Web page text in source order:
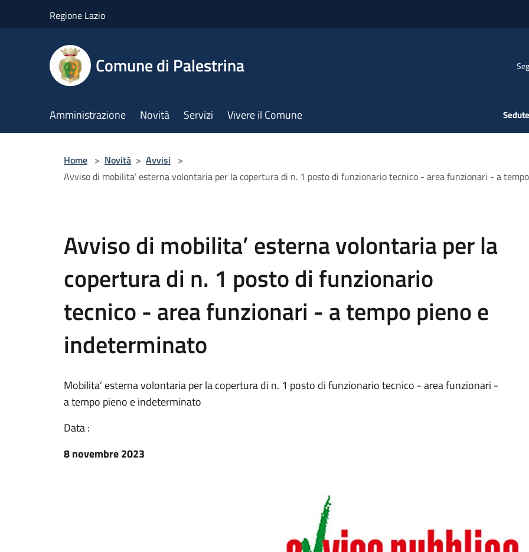
Regione Lazio
Comune di Palestrina
Amministrazione Novità Servizi Vivere il Comune
Home > Novità > Avvisi >
Avviso di mobilita’ esterna volontaria per la copertura di n. 1 posto di funzionario tecnico - area funzionari - a
Avviso di mobilita’ esterna volontaria per la
copertura di n. 1 posto di funzionario
tecnico - area funzionari - a tempo pieno e
indeterminato
Mobilita’ esterna volontaria per la copertura di n. 1 posto di funzionario tecnico - area funzionari -
a tempo pieno e indeterminato
Data :
8 novembre 2023